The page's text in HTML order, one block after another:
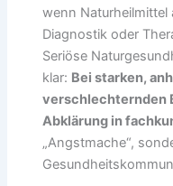
wenn
Diagnostik oder
Seriöse
klar: Bei starken,
verschlechternden
Abklärung in
„Angstmache“,